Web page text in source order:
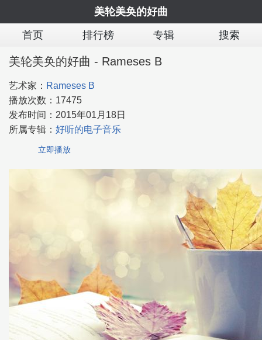
美轮美奂的好曲
首页
排行榜 专辑 搜索
美轮美奂的好曲 - Rameses B
艺术家： Rameses B
播放次数： 17475
发布时间： 2015年01月18日
所属专辑： 好听的电子音乐
立即播放